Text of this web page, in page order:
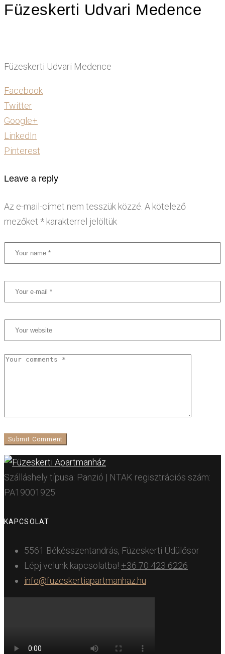
Füzeskerti Udvari Medence
Füzeskerti Udvari Medence
Facebook
Twitter
Google+
LinkedIn
Pinterest
Leave a reply
Az e-mail-címet nem tesszük közzé. A kötelező
mezőket * karakterrel jelöltük
Szálláshely típusa: Panzió | NTAK regisztrációs szám:
PA19001925
KAPCSOLAT
5561 Békésszentandrás, Füzeskerti Üdülősor
Lépj velünk kapcsolatba! +36 70 423 6226
info@fuzeskertiapartmanhaz.hu